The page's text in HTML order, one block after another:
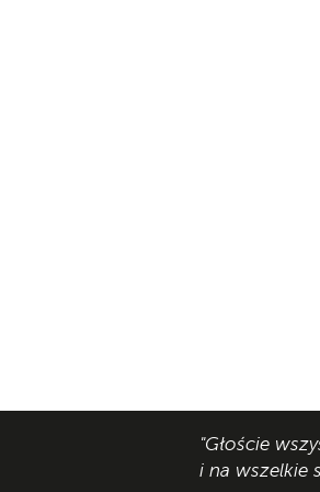
"Głoście
i na wszelkie